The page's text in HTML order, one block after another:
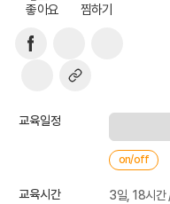
좋아요 찜하기
교육일정
on/off
교육시간
3일, 18시간